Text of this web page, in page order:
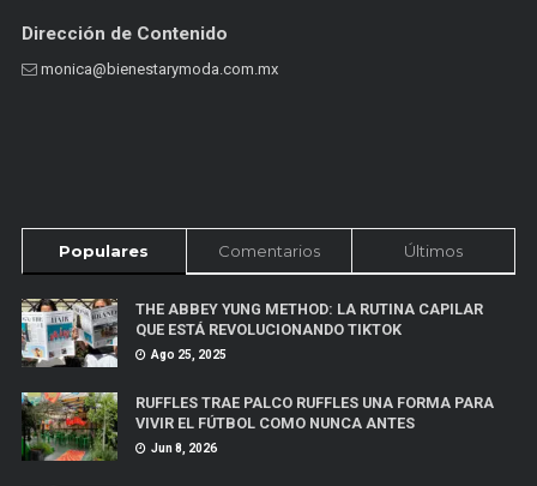
Dirección de Contenido
monica@bienestarymoda.com.mx
Populares Comentarios Últimos
THE ABBEY YUNG METHOD: LA RUTINA CAPILAR
QUE ESTÁ REVOLUCIONANDO TIKTOK
Ago 25, 2025
RUFFLES TRAE PALCO RUFFLES UNA FORMA PARA
VIVIR EL FÚTBOL COMO NUNCA ANTES
Jun 8, 2026